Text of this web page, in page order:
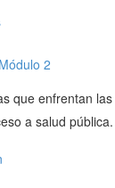
2
que enfrentan
a salud pública.